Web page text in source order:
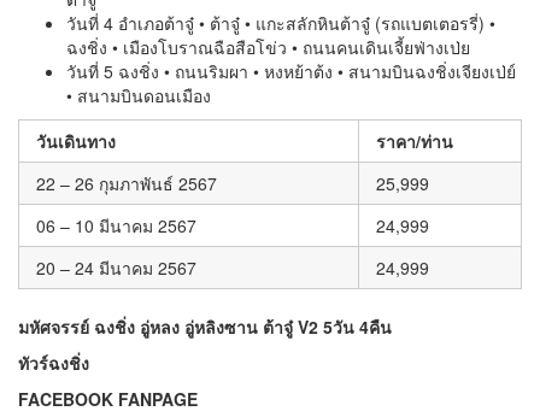
วันที่ 4 อำเภอต้าจู๋ • ต้าจู๋ • แกะสลักหินต้าจู๋ (รถแบตเตอรรี่) •
ฉงชิ่ง • เมืองโบราณฉือสือโข่ว • ถนนคนเดินเจี้ยฟ่างเป่ย
วันที่ 5 ฉงชิ่ง • ถนนริมผา • หงหย้าต้ง • สนามบินฉงชิ่งเจียงเป่ย์
• สนามบินดอนเมือง
วันเดินทาง
ราคา/ท่าน
22 – 26 กุมภาพันธ์ 2567
25,999
06 – 10 มีนาคม 2567
24,999
20 – 24 มีนาคม 2567
24,999
มหัศจรรย์ ฉงชิ่ง อู่หลง อู่หลิงซาน ต้าจู๋ V2 5วัน 4คืน
ทัวร์ฉงชิ่ง
FACEBOOK FANPAGE